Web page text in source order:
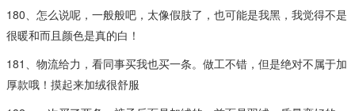
180、怎么说呢，一般般吧，太像假肢了，也可能是我黑，我觉得不是
很暖和而且颜色是真的白！
181、物流给力，看同事买我也买一条。做工不错，但是绝对不属于加
厚款哦！摸起来加绒很舒服